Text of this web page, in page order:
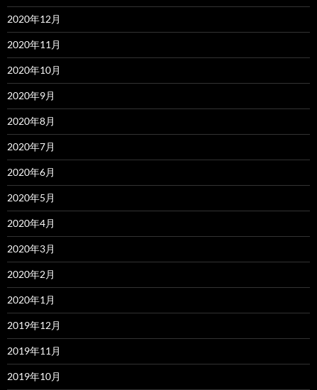
2020年12月
2020年11月
2020年10月
2020年9月
2020年8月
2020年7月
2020年6月
2020年5月
2020年4月
2020年3月
2020年2月
2020年1月
2019年12月
2019年11月
2019年10月